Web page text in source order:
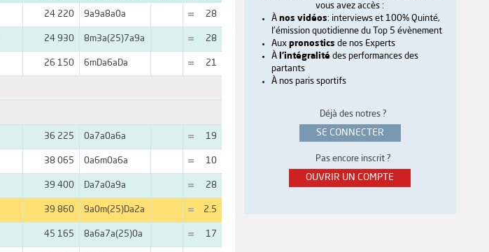
24 220 9a9a8a0a 28
24 930 8m3a(25)7a9a 28
26 150 6mDa6aDa 21
36 225 0a7a0a6a 19
38 065 0a6m0a6a 10
39 400 Da7a0a9a 28
39 860 9a0m(25)Da2a 2.5
45 165 8a6a7a(25)0a 17
vous avez accès :
À nos vidéos: interviews et 100% Quinté,
l'émission quotidienne du Top 5 évènement
Aux pronostics de nos Experts
À l'intégralité des performances des
partants
À nos paris sportifs
Déjà des notres ?
SE CONNECTER
Pas encore inscrit ?
OUVRIR UN COMPTE